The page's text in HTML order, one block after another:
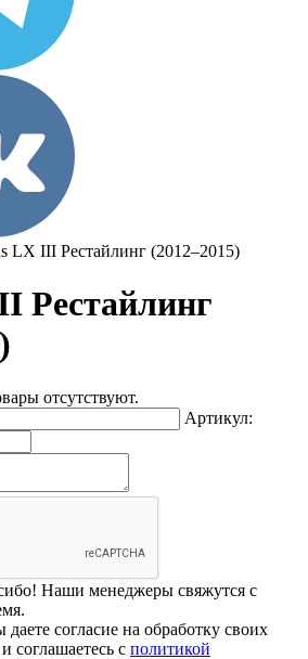
LX III Рестайлинг (2012–2015)
Рестайлинг
отсутствуют.
Артикул:
Наши менеджеры свяжутся с
согласие на обработку своих
соглашаетесь с политикой